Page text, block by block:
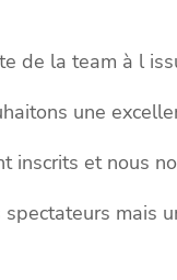
de la team à l
une
inscrits et nous
mais